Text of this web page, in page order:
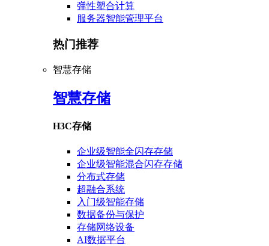
弹性塑合计算
服务器智能管理平台
热门推荐
智慧存储
智慧存储
H3C存储
企业级智能全闪存存储
企业级智能混合闪存存储
分布式存储
超融合系统
入门级智能存储
数据备份与保护
存储网络设备
AI数据平台